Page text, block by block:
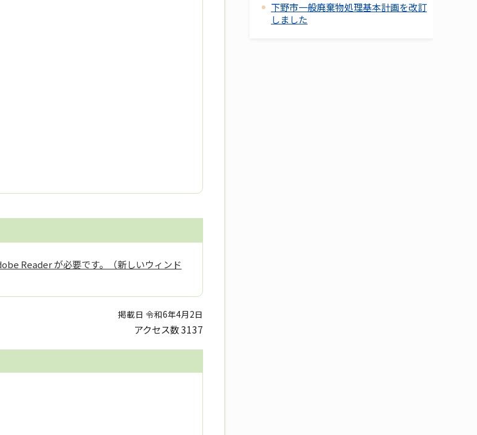
Reader が必要です。（新しいウィンド
掲載日 令和6年4月2日
アクセス数3137
下野市一般廃棄物処理基本計画を改訂
しました